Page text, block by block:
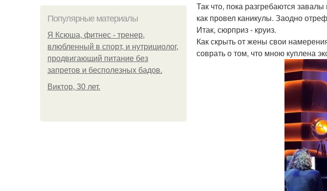
Популярные материалы
Я Ксюша, фитнес - тренер,
влюбленный в спорт, и нутрициолог,
продвигающий питание без
запретов и бесполезных бадов.
Виктор, 30 лет.
Так что, пока разгребаются
как провел каникулы. Заодно
Итак, сюрприз - круиз.
Как скрыть от жены свои
соврать о том, что мною куплена